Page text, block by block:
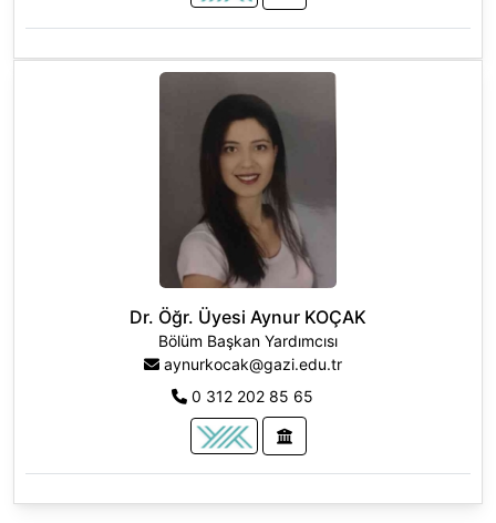
Dr. Öğr. Üyesi Aynur KOÇAK
Bölüm Başkan Yardımcısı
aynurkocak@gazi.edu.tr
0 312 202 85 65